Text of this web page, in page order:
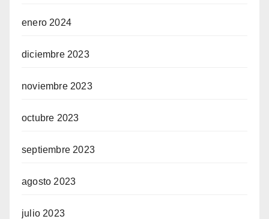
enero 2024
diciembre 2023
noviembre 2023
octubre 2023
septiembre 2023
agosto 2023
julio 2023